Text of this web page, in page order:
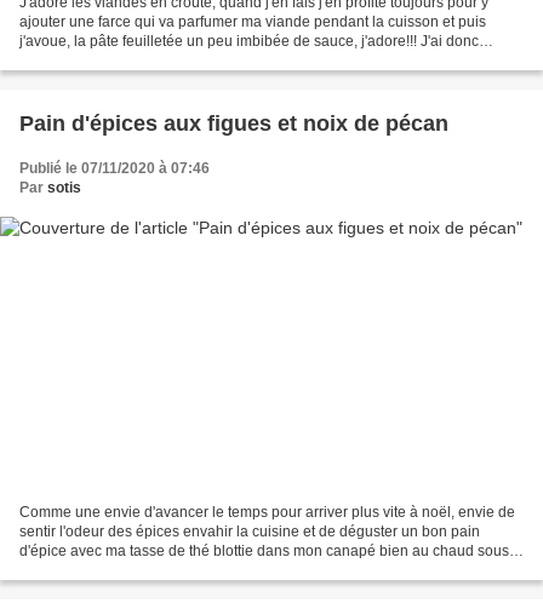
ajouter une farce qui va parfumer ma viande pendant la cuisson et puis
j'avoue, la pâte feuilletée un peu imbibée de sauce, j'adore!!! J'ai donc
Pain d'épices aux figues et noix de pécan
Publié le 07/11/2020 à 07:46
Par sotis
Comme une envie d'avancer le temps pour arriver plus vite à noël, envie de
sentir l'odeur des épices envahir la cuisine et de déguster un bon pain
d'épice avec ma tasse de thé blottie dans mon canapé bien au chaud sous